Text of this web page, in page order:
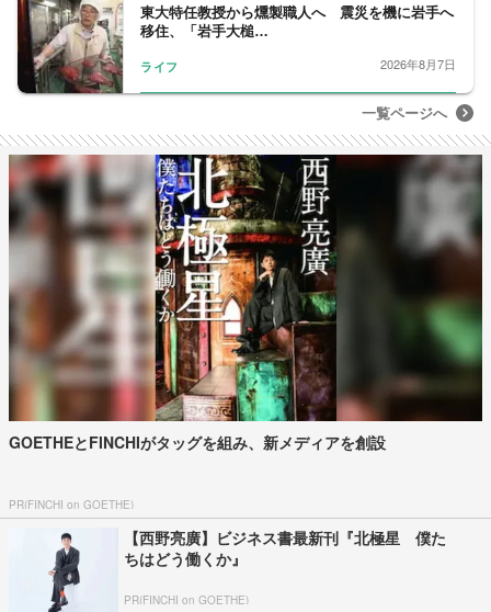
東大特任教授から燻製職人へ 震災を機に岩手へ
移住、「岩手大槌…
ライフ 2026年8月7日
一覧ページへ
GOETHEとFINCHIがタッグを組み、新メディアを創設
PR(FINCHI on GOETHE)
【西野亮廣】ビジネス書最新刊『北極星 僕た
ちはどう働くか』
PR(FINCHI on GOETHE)